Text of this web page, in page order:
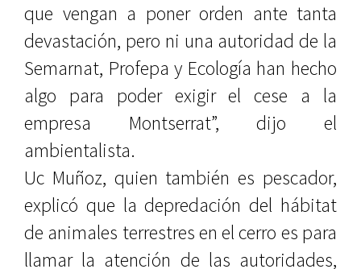
que vengan a poner orden ante tanta
devastación, pero ni una autoridad de la
Semarnat, Profepa y Ecología han hecho
algo para poder exigir el cese a la
empresa Montserrat”, dijo el
ambientalista.
Uc Muñoz, quien también es pescador,
explicó que la depredación del hábitat
de animales terrestres en el cerro es para
llamar la atención de las autoridades,